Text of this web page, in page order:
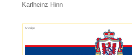
Karlheinz Hinn
Anzeige